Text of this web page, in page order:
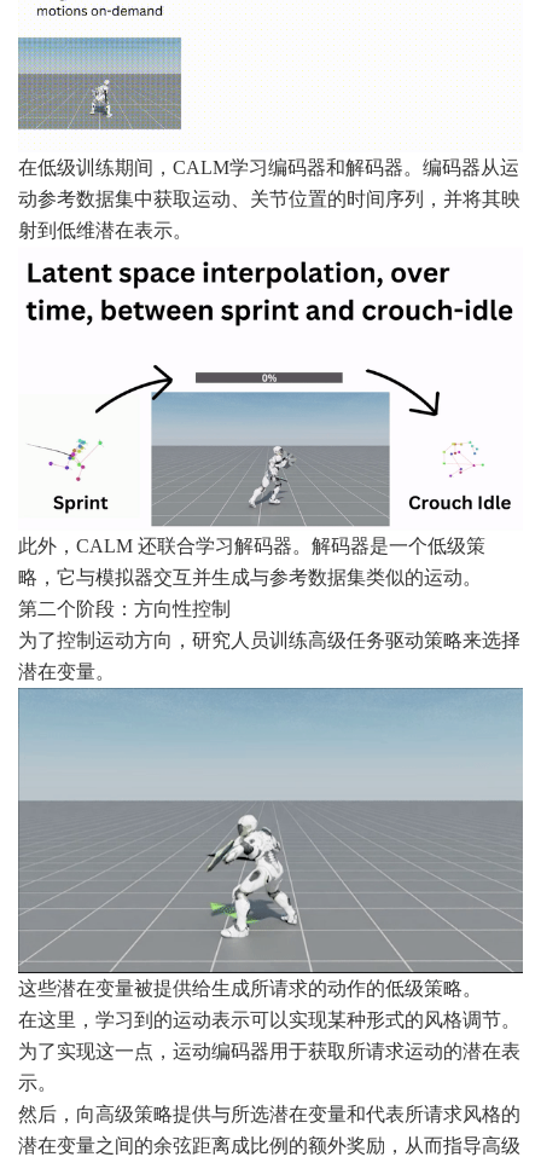
在低级训练期间，CALM学习编码器和解码器。编码器从运
动参考数据集中获取运动、关节位置的时间序列，并将其映
射到低维潜在表示。
此外，CALM 还联合学习解码器。解码器是一个低级策
略，它与模拟器交互并生成与参考数据集类似的运动。
第二个阶段：方向性控制
为了控制运动方向，研究人员训练高级任务驱动策略来选择
潜在变量。
这些潜在变量被提供给生成所请求的动作的低级策略。
在这里，学习到的运动表示可以实现某种形式的风格调节。
为了实现这一点，运动编码器用于获取所请求运动的潜在表
示。
然后，向高级策略提供与所选潜在变量和代表所请求风格的
潜在变量之间的余弦距离成比例的额外奖励，从而指导高级